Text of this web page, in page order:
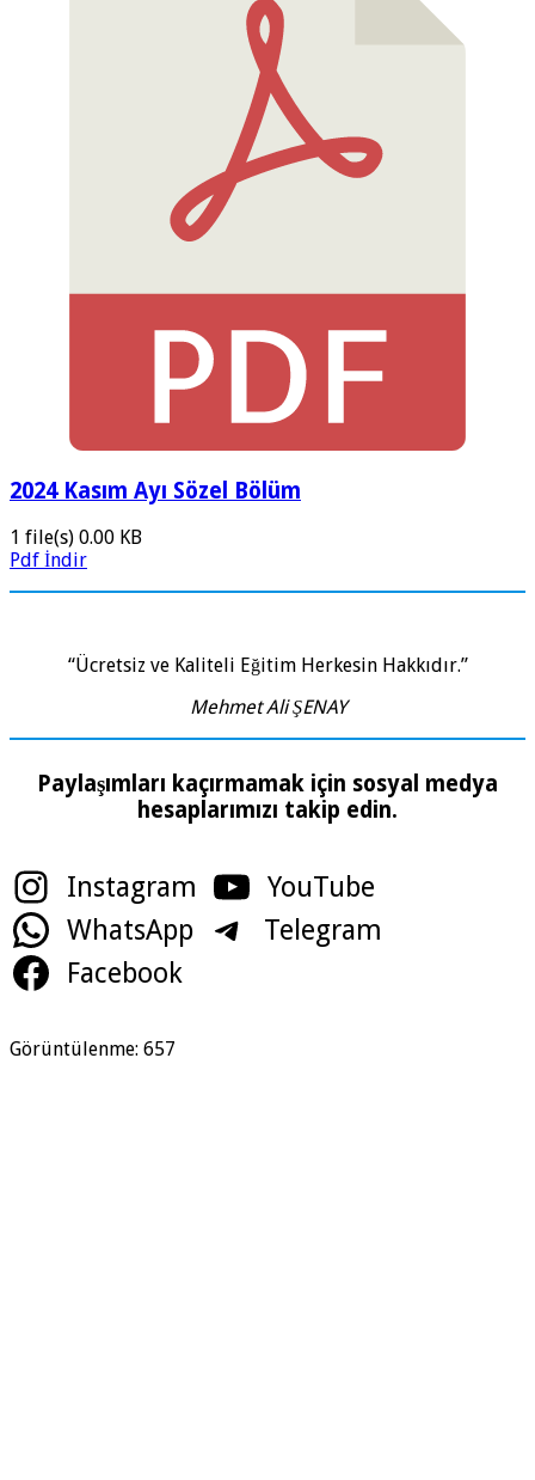
2024 Kasım Ayı Sözel Bölüm
1 file(s) 0.00 KB
Pdf İndir
“Ücretsiz ve Kaliteli Eğitim Herkesin Hakkıdır.”
Mehmet Ali ŞENAY
Paylaşımları kaçırmamak için sosyal medya
hesaplarımızı takip edin.
Instagram
YouTube
WhatsApp
Telegram
Facebook
Görüntülenme: 657